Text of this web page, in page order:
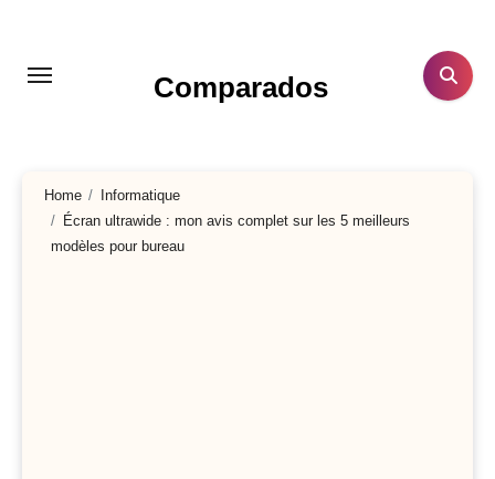
contenu
Comparados
Home
Informatique
Écran ultrawide : mon avis complet sur les 5 meilleurs
modèles pour bureau